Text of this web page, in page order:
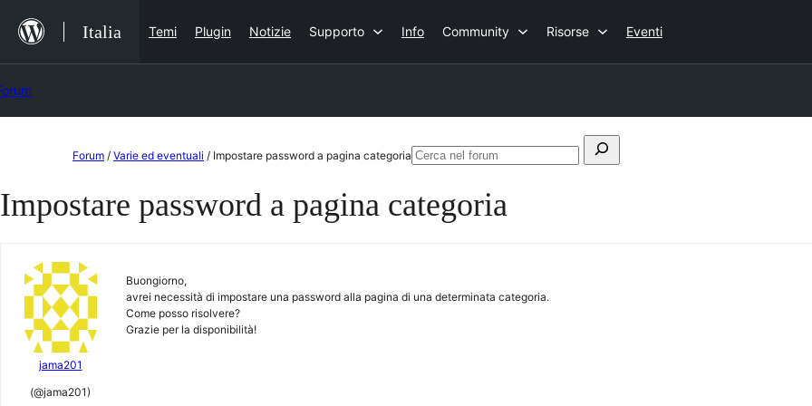
contenuto
Italia Temi Plugin Notizie Supporto Info Community Risorse Eventi
contenuto
Forum / Varie ed eventuali / Impostare password a pagina categoriaCerca:
Cerca
Impostare password a pagina categoria
jama201
(@jama201)
Buongiorno,
avrei necessità di impostare una password alla pagina di una determinata categoria.
Come posso risolvere?
Grazie per la disponibilità!